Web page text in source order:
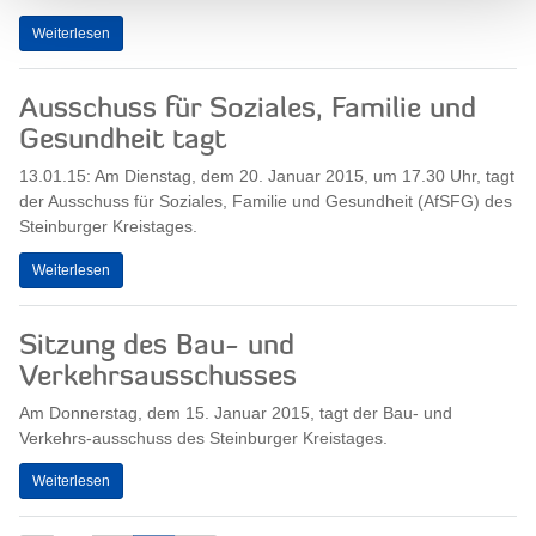
Weiterlesen
Ausschuss für Soziales, Familie und
Gesundheit tagt
13.01.15: Am Dienstag, dem 20. Januar 2015, um 17.30 Uhr, tagt
der Ausschuss für Soziales, Familie und Gesundheit (AfSFG) des
Steinburger Kreistages.
Weiterlesen
Sitzung des Bau- und
Verkehrsausschusses
Am Donnerstag, dem 15. Januar 2015, tagt der Bau- und
Verkehrs-ausschuss des Steinburger Kreistages.
Weiterlesen